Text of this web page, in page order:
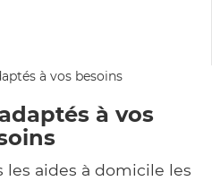
à vos
les aides à domicile les